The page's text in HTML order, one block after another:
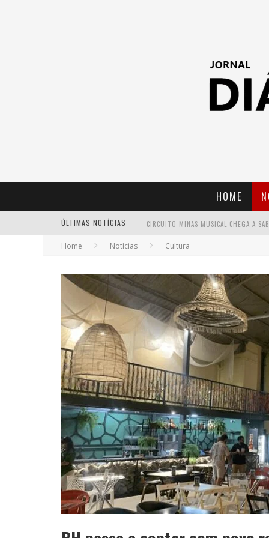
HOME
ÚLTIMAS NOTÍCIAS
YAN TRAZ A TURNÊ NACIONAL DO
Home Notícias Cultura